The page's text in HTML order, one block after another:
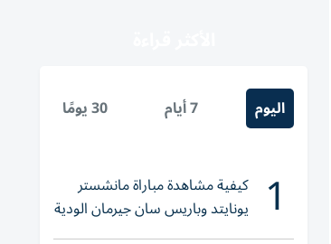
اليوم 7 أيام 30 يومًا
1 كيفية مشاهدة مباراة مانشستر
يونايتد وباريس سان جيرمان الودية
والقنوات الناقلة